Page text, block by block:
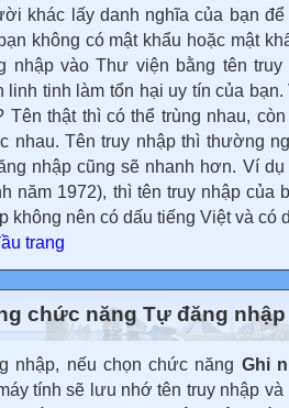
khác lấy danh nghĩa của bạn
không có mật khẩu hoặc mật
nhập vào Thư viện bằng tên
linh tinh làm tổn hại uy tín của
Tên thật thì có thể trùng nhau,
nhau. Tên truy nhập thì thường
nhập cũng sẽ nhanh hơn. Ví
năm 1972), thì tên truy nhập của
không nên có dấu tiếng Việt và có
trang
chức năng Tự đăng
nhập, nếu chọn chức năng Ghi
tính sẽ lưu nhớ tên truy nhập